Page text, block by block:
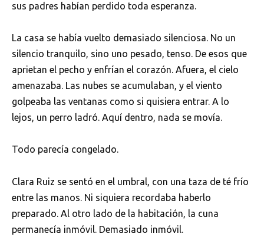
sus padres habían perdido toda esperanza.
La casa se había vuelto demasiado silenciosa. No un
silencio tranquilo, sino uno pesado, tenso. De esos que
aprietan el pecho y enfrían el corazón. Afuera, el cielo
amenazaba. Las nubes se acumulaban, y el viento
golpeaba las ventanas como si quisiera entrar. A lo
lejos, un perro ladró. Aquí dentro, nada se movía.
Todo parecía congelado.
Clara Ruiz se sentó en el umbral, con una taza de té frío
entre las manos. Ni siquiera recordaba haberlo
preparado. Al otro lado de la habitación, la cuna
permanecía inmóvil. Demasiado inmóvil.